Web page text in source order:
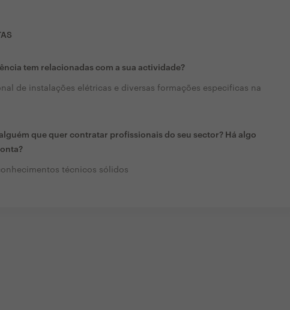
tem relacionadas com a sua actividade?
de instalações elétricas e diversas formações especificas na
que quer contratar profissionais do seu sector? Há algo
técnicos sólidos